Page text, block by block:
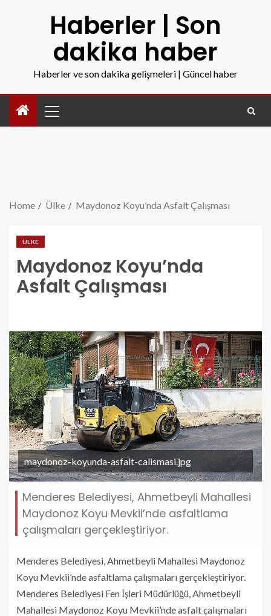
Haberler | Son
dakika haber
Haberler ve son dakika gelişmeleri | Güncel haber
Home Ülke Maydonoz Koyu’nda Asfalt Çalışması
ÜLKE
Maydonoz Koyu’nda
Asfalt Çalışması
maydonoz-koyunda-asfalt-calismasi.jpg
Menderes Belediyesi, Ahmetbeyli Mahallesi
Maydonoz Koyu Mevkii’nde asfaltlama
çalışmaları gerçekleştiriyor.
Menderes Belediyesi, Ahmetbeyli Mahallesi Maydonoz
Koyu Mevkii’nde asfaltlama çalışmaları gerçekleştiriyor.
Menderes Belediyesi Fen İşleri Müdürlüğü, Ahmetbeyli
Mahallesi Maydonoz Koyu Mevkii’nde asfalt çalışmaları